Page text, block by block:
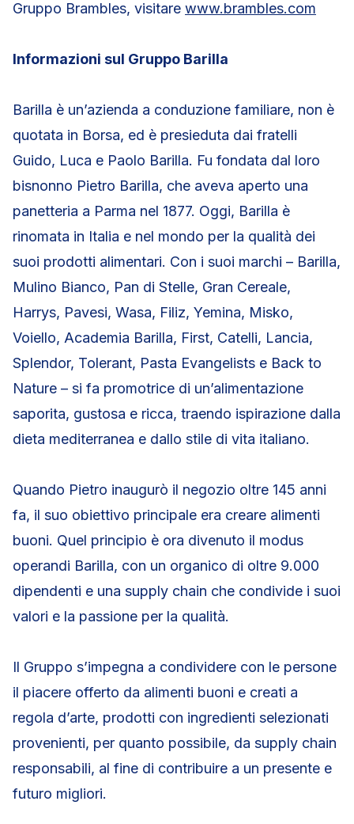
Gruppo Brambles, visitare www.brambles.com
Informazioni sul Gruppo Barilla
Barilla è un’azienda a conduzione familiare, non è
quotata in Borsa, ed è presieduta dai fratelli
Guido, Luca e Paolo Barilla. Fu fondata dal loro
bisnonno Pietro Barilla, che aveva aperto una
panetteria a Parma nel 1877. Oggi, Barilla è
rinomata in Italia e nel mondo per la qualità dei
suoi prodotti alimentari. Con i suoi marchi – Barilla,
Mulino Bianco, Pan di Stelle, Gran Cereale,
Harrys, Pavesi, Wasa, Filiz, Yemina, Misko,
Voiello, Academia Barilla, First, Catelli, Lancia,
Splendor, Tolerant, Pasta Evangelists e Back to
Nature – si fa promotrice di un’alimentazione
saporita, gustosa e ricca, traendo ispirazione dalla
dieta mediterranea e dallo stile di vita italiano.
Quando Pietro inaugurò il negozio oltre 145 anni
fa, il suo obiettivo principale era creare alimenti
buoni. Quel principio è ora divenuto il modus
operandi Barilla, con un organico di oltre 9.000
dipendenti e una supply chain che condivide i suoi
valori e la passione per la qualità.
Il Gruppo s’impegna a condividere con le persone
il piacere offerto da alimenti buoni e creati a
regola d’arte, prodotti con ingredienti selezionati
provenienti, per quanto possibile, da supply chain
responsabili, al fine di contribuire a un presente e
futuro migliori.